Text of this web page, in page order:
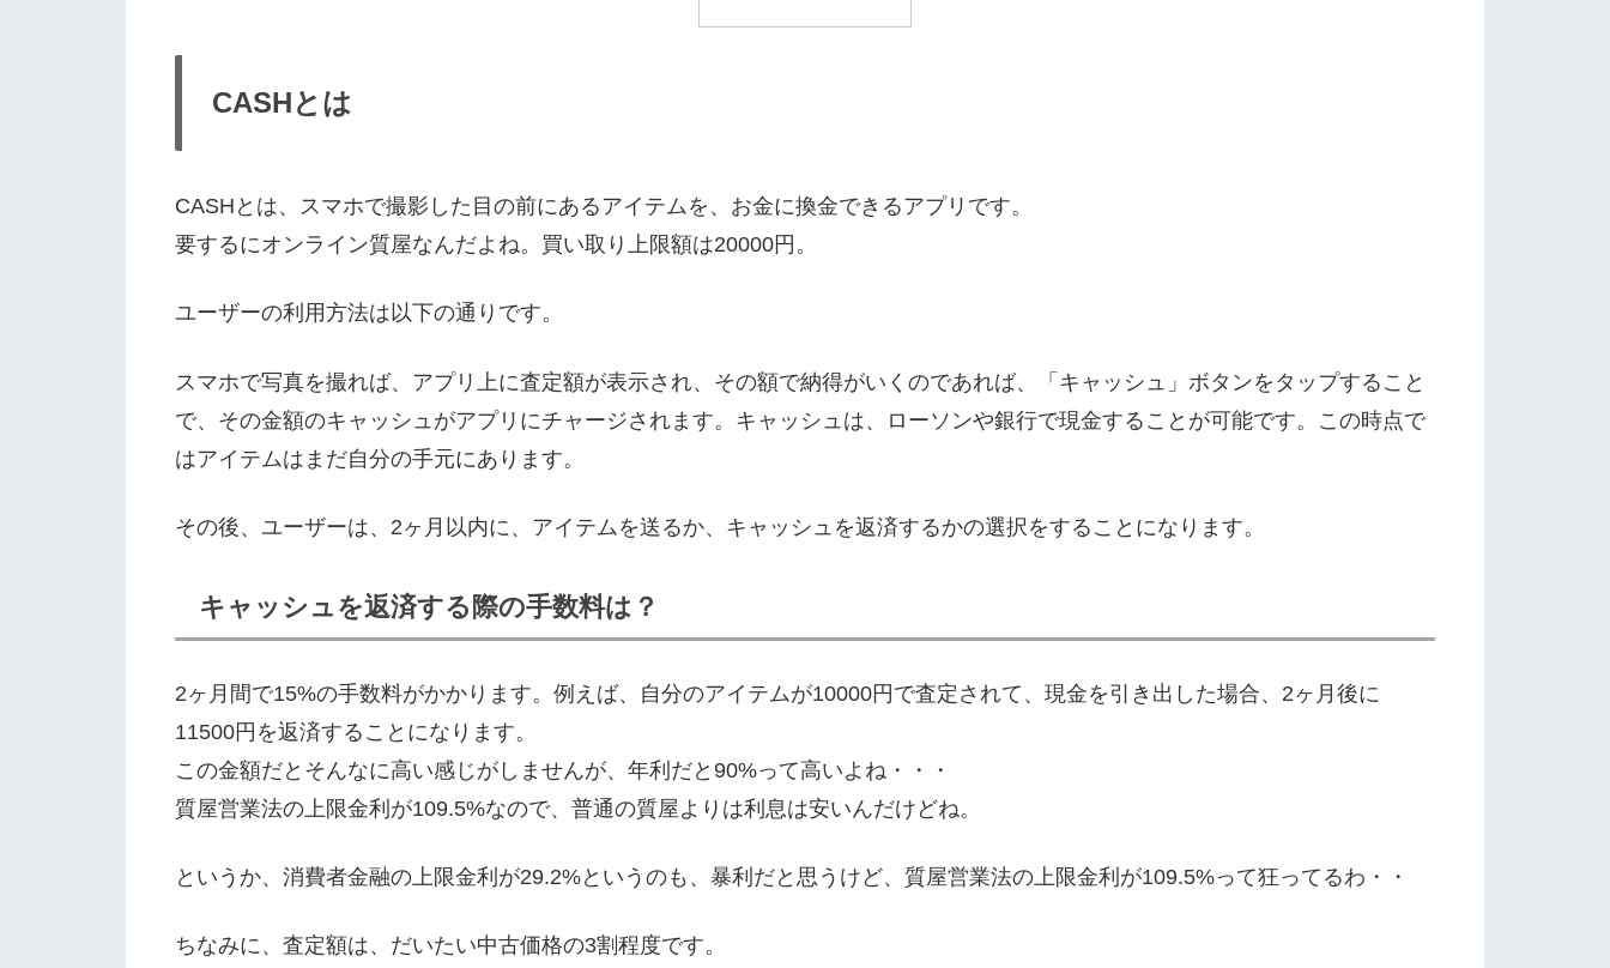
CASHとは
CASHとは、スマホで撮影した目の前にあるアイテムを、お金に換金できるアプリです。
要するにオンライン質屋なんだよね。買い取り上限額は20000円。
ユーザーの利用方法は以下の通りです。
スマホで写真を撮れば、アプリ上に査定額が表示され、その額で納得がいくのであれば、「キャッシュ」ボタンをタップすること
で、その金額のキャッシュがアプリにチャージされます。キャッシュは、ローソンや銀行で現金することが可能です。この時点で
はアイテムはまだ自分の手元にあります。
その後、ユーザーは、2ヶ月以内に、アイテムを送るか、キャッシュを返済するかの選択をすることになります。
キャッシュを返済する際の手数料は？
2ヶ月間で15%の手数料がかかります。例えば、自分のアイテムが10000円で査定されて、現金を引き出した場合、2ヶ月後に
11500円を返済することになります。
この金額だとそんなに高い感じがしませんが、年利だと90%って高いよね・・・
質屋営業法の上限金利が109.5%なので、普通の質屋よりは利息は安いんだけどね。
というか、消費者金融の上限金利が29.2%というのも、暴利だと思うけど、質屋営業法の上限金利が109.5%って狂ってるわ・・
ちなみに、査定額は、だいたい中古価格の3割程度です。